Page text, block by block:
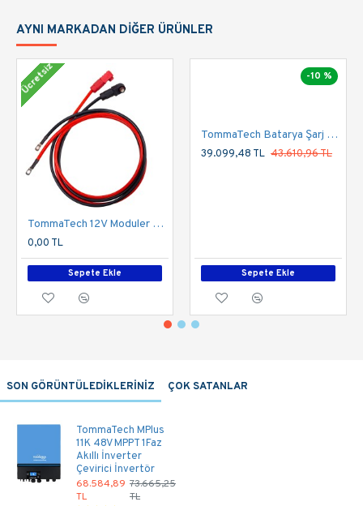
AYNI MARKADAN DIĞER ÜRÜNLER
Ücretsiz
TommaTech 12V Moduler Series 1.5m Güç Kablosu Seti
0,00 TL
Sepete Ekle
-10 %
TommaTech Batarya Şarj Ünitesi Duvar Tipi 24V-100A
39.099,48 TL 43.610,96 TL
Sepete Ekle
SON GÖRÜNTÜLEDİKLERİNİZ ÇOK SATANLAR
TommaTech MPlus
11K 48V MPPT 1Faz
Akıllı İnverter
Çevirici İnvertör
68.584,89
TL
73.665,25
TL